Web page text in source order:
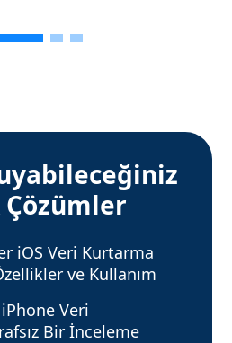
Çözümler
iOS Veri Kurtarma
ve Kullanım
Veri
Bir İnceleme